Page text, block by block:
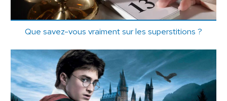
Que savez-vous vraiment sur les superstitions ?